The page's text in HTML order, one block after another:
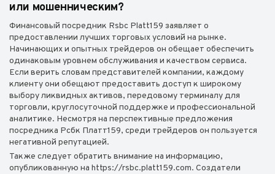
или мошенническим?
Финансовый посредник Rsbc Platt159 заявляет о
предоставлении лучших торговых условий на рынке.
Начинающих и опытных трейдеров он обещает обеспечить
одинаковым уровнем обслуживания и качеством сервиса.
Если верить словам представителей компании, каждому
клиенту они обещают предоставить доступ к широкому
выбору ликвидных активов, передовому терминалу для
торговли, круглосуточной поддержке и профессиональной
аналитике. Несмотря на перспективные предложения
посредника Рсбк Платт159, среди трейдеров он пользуется
негативной репутацией.
Также следует обратить внимание на информацию,
опубликованную на https://rsbc.platt159.com. Создатели